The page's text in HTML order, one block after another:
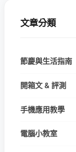
文章分類
節慶與生活指南
開箱文 & 評測
手機應用教學
電腦小教室